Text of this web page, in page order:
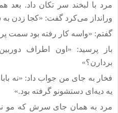
مرد با لبخند سر تکان داد. بعد
ورانداز می‌کرد گفت: «کجا زدن
گفتم: «واسه کار رفته بود سمت
باز پرسید: « اون اطراف
بردارن؟»
فخار به جای من جواب داد: «نه بابا
یه دیه‌ای دستشونو گرفته بود.»‌
مرد به همان جای سرش که مو